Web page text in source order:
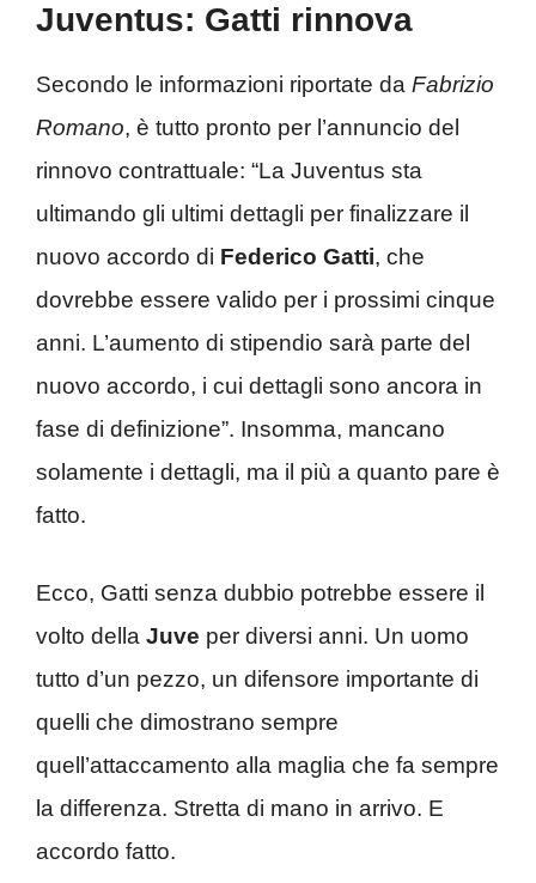
Juventus: Gatti rinnova
Secondo le informazioni riportate da Fabrizio
Romano, è tutto pronto per l’annuncio del
rinnovo contrattuale: “La Juventus sta
ultimando gli ultimi dettagli per finalizzare il
nuovo accordo di Federico Gatti, che
dovrebbe essere valido per i prossimi cinque
anni. L’aumento di stipendio sarà parte del
nuovo accordo, i cui dettagli sono ancora in
fase di definizione”. Insomma, mancano
solamente i dettagli, ma il più a quanto pare è
fatto.
Ecco, Gatti senza dubbio potrebbe essere il
volto della Juve per diversi anni. Un uomo
tutto d’un pezzo, un difensore importante di
quelli che dimostrano sempre
quell’attaccamento alla maglia che fa sempre
la differenza. Stretta di mano in arrivo. E
accordo fatto.